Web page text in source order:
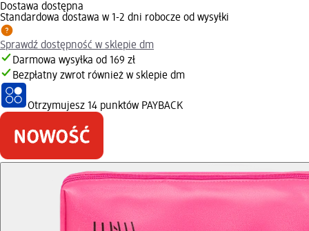
Dostawa dostępna
Standardowa dostawa w 1-2 dni robocze od wysyłki
Sprawdź dostępność w sklepie dm
Darmowa wysyłka od 169 zł
Bezpłatny zwrot również w sklepie dm
Otrzymujesz 14 punktów PAYBACK